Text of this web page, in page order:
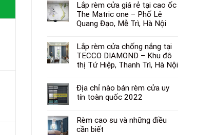
Lắp rèm cửa giá rẻ tại cao ốc
The Matric one – Phố Lê
Quang Đạo, Mễ Trì, Hà Nội
Lắp rèm cửa chống nắng tại
TECCO DIAMOND – Khu đô
thị Tứ Hiệp, Thanh Trì, Hà Nội
Địa chỉ nào bán rèm cửa uy
tín toàn quốc 2022
Rèm cao su và những điều
cần biết